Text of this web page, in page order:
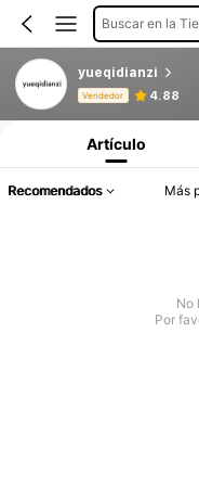
Buscar en la
yueqidianzi
Vendedor 4.88
Artículo
Recomendados Más
No
Por